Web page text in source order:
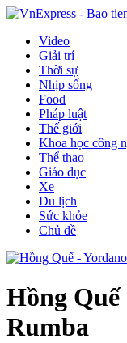
Video
Giải trí
Thời sự
Nhịp sống
Food
Pháp luật
Thế giới
Khoa học công
Thể thao
Giáo dục
Xe
Du lịch
Sức khỏe
Chủ đề
Hồng
Rumba